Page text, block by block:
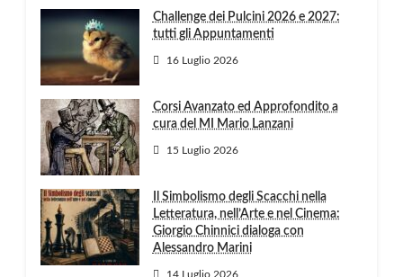
Challenge dei Pulcini 2026 e 2027:
tutti gli Appuntamenti
16 Luglio 2026
Corsi Avanzato ed Approfondito a
cura del MI Mario Lanzani
15 Luglio 2026
Il Simbolismo degli Scacchi nella
Letteratura, nell’Arte e nel Cinema:
Giorgio Chinnici dialoga con
Alessandro Marini
14 Luglio 2026